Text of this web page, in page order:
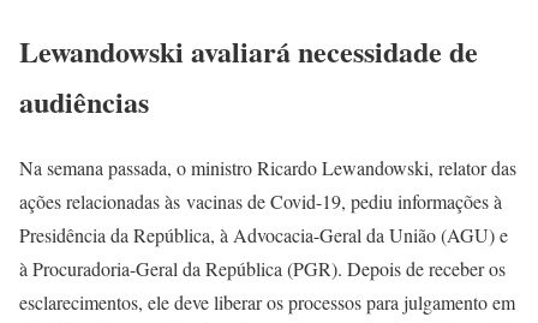
Lewandowski avaliará necessidade de
audiências
Na semana passada, o ministro Ricardo Lewandowski, relator das
ações relacionadas às vacinas de Covid-19, pediu informações à
Presidência da República, à Advocacia-Geral da União (AGU) e
à Procuradoria-Geral da República (PGR). Depois de receber os
esclarecimentos, ele deve liberar os processos para julgamento em